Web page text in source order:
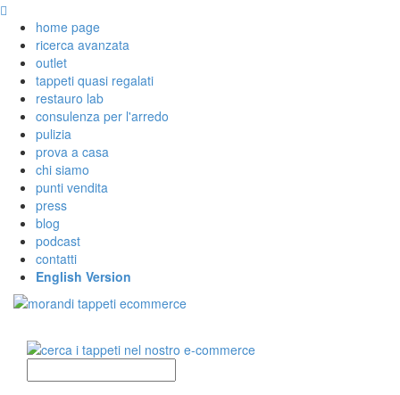
home page
ricerca avanzata
outlet
tappeti quasi regalati
restauro lab
consulenza per l'arredo
pulizia
prova a casa
chi siamo
punti vendita
press
blog
podcast
contatti
English Version